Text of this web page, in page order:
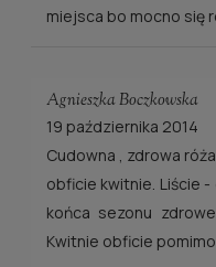
miejsca bo mocno się
Agnieszka Boczkowska
19 października 2014
Cudowna , zdrowa
obficie kwitnie. Liście
końca sezonu
Kwitnie obficie